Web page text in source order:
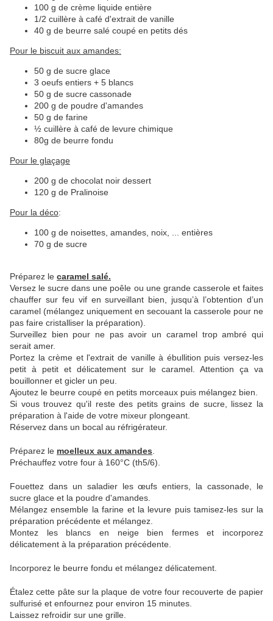
100 g de crème liquide entière
1/2 cuillère à café d'extrait de vanille
40 g de beurre salé coupé en petits dés
Pour le biscuit aux amandes:
50 g de sucre glace
3 oeufs entiers + 5 blancs
50 g de sucre cassonade
200 g de poudre d'amandes
50 g de farine
½ cuillère à café de levure chimique
80g de beurre fondu
Pour le glaçage
200 g de chocolat noir dessert
120 g de Pralinoise
Pour la déco:
100 g de noisettes, amandes, noix, ... entières
70 g de sucre
Préparez le caramel salé.
Versez le sucre dans une poêle ou une grande casserole et faites
chauffer sur feu vif en surveillant bien, jusqu’à l’obtention d’un
caramel (mélangez uniquement en secouant la casserole pour ne
pas faire cristalliser la préparation).
Surveillez bien pour ne pas avoir un caramel trop ambré qui
serait amer.
Portez la crème et l'extrait de vanille à ébullition puis versez-les
petit à petit et délicatement sur le caramel. Attention ça va
bouillonner et gicler un peu.
Ajoutez le beurre coupé en petits morceaux puis mélangez bien.
Si vous trouvez qu'il reste des petits grains de sucre, lissez la
préparation à l'aide de votre mixeur plongeant.
Réservez dans un bocal au réfrigérateur.
Préparez le moelleux aux amandes
Préchauffez votre four à 160°C (th5/6).
Fouettez dans un saladier les œufs entiers, la cassonade, le
sucre glace et la poudre d'amandes.
Mélangez ensemble la farine et la levure puis tamisez-les sur la
préparation précédente et mélangez.
Montez les blancs en neige bien fermes et incorporez
délicatement à la préparation précédente.
Incorporez le beurre fondu et mélangez délicatement.
Étalez cette pâte sur la plaque de votre four recouverte de papier
sulfurisé et enfournez pour environ 15 minutes.
Laissez refroidir sur une grille.